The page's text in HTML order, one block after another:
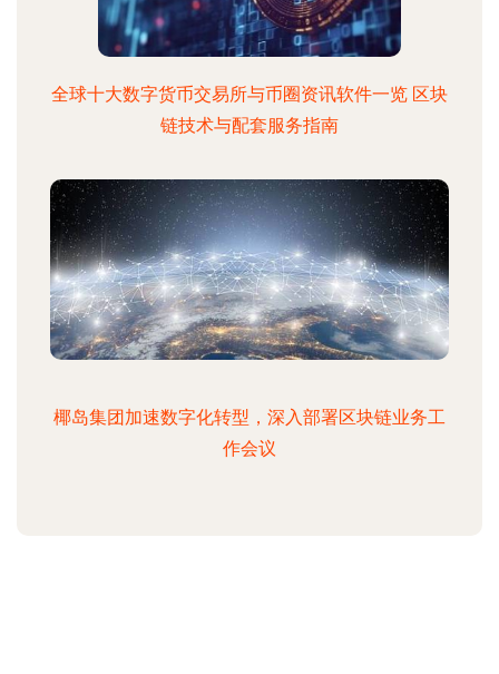
全球十大数字货币交易所与币圈资讯软件一览 区块
链技术与配套服务指南
椰岛集团加速数字化转型，深入部署区块链业务工
作会议